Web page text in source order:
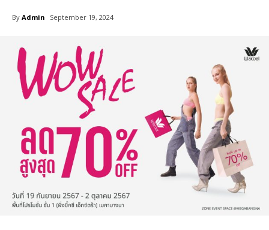
By Admin September 19, 2024